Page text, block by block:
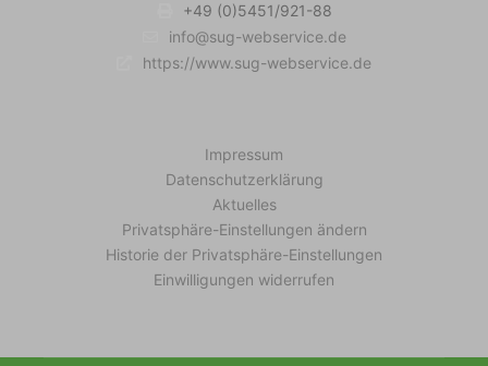
+49 (0)5451/921-88
info@sug-webservice.de
https://www.sug-webservice.de
Impressum
Datenschutzerklärung
Aktuelles
Privatsphäre-Einstellungen ändern
Historie der Privatsphäre-Einstellungen
Einwilligungen widerrufen